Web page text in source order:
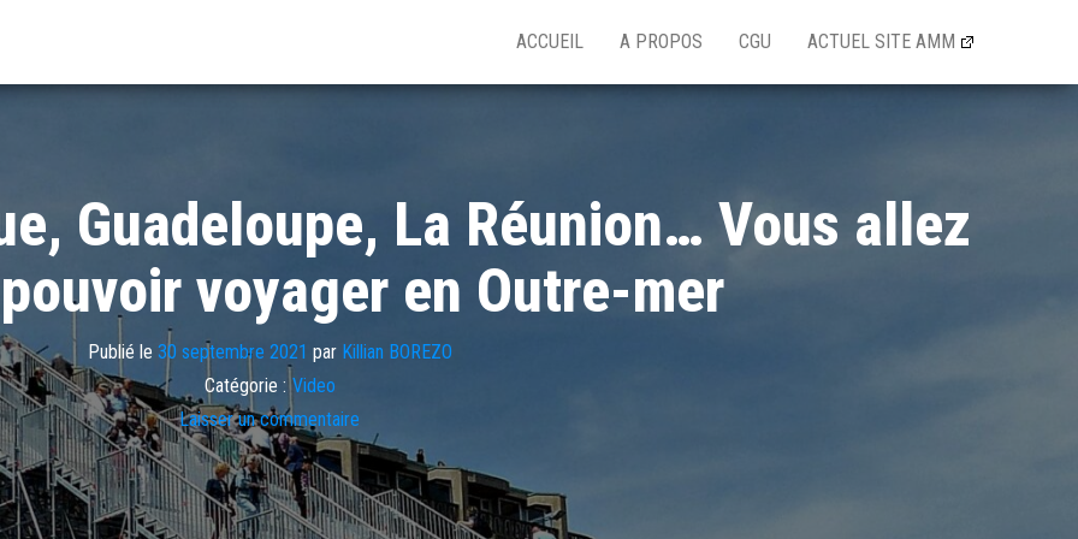
ACCUEIL A PROPOS CGU ACTUEL SITE AMM
Guadeloupe, La Réunion… Vous allez
voyager en Outre-mer
Publié le 30 septembre 2021 par Killian BOREZO
Catégorie : Video
Laisser un commentaire